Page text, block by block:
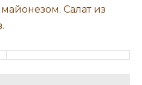
майонезом. Салат из